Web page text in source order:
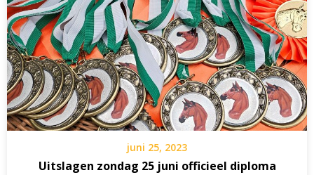
juni 25, 2023
Uitslagen zondag 25 juni officieel diploma